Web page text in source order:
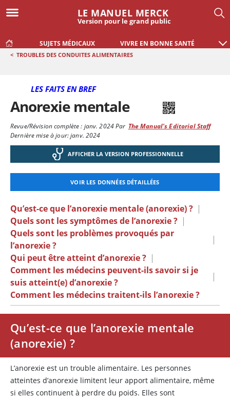
LE MANUEL MERCK
Version pour le grand public
SUJETS MÉDICAUX VIVRE EN BONNE SANTÉ
< TROUBLES DES CONDUITES ALIMENTAIRES
LES FAITS EN BREF
Anorexie mentale
Revue/Révision complète : janv. 2024Par The Manual's Editorial Staff
Dernière mise à jour: janv. 2024
AFFICHER LA VERSION PROFESSIONNELLE
VOIR LES DONNÉES DÉTAILLÉES
Qu’est-ce que l’anorexie mentale (anorexie) ? |
Quels sont les symptômes de l’anorexie ? |
Quels sont les problèmes provoqués par
l’anorexie ?
|
Qui peut être atteint d’anorexie ? |
Comment les médecins peuvent-ils savoir si je
suis atteint(e) d’anorexie ?
|
Comment les médecins traitent-ils l’anorexie ?
Qu’est-ce que l’anorexie mentale
(anorexie) ?
L’anorexie est un trouble alimentaire. Les personnes
atteintes d’anorexie limitent leur apport alimentaire, même
si elles continuent à perdre du poids. Elles sont